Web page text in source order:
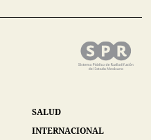
SALUD
INTERNACIONAL